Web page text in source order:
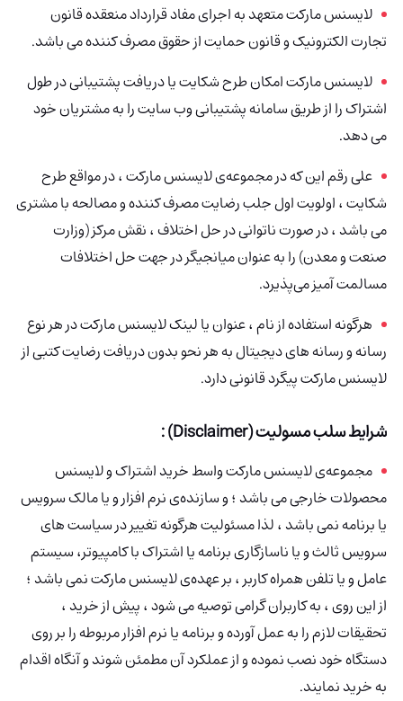
لایسنس مارکت متعهد به اجرای مفاد قرارداد منعقده قانون
تجارت الکترونیک و قانون حمایت از حقوق مصرف کننده می باشد.
لایسنس مارکت امکان طرح شکایت یا دریافت پشتیبانی در طول
اشتراک را از طریق سامانه پشتیبانی وب سایت را به مشتریان خود
می دهد.
علی رقم این که در مجموعه‌ی لایسنس مارکت ، در مواقع طرح
شکایت ، اولویت اول جلب رضایت مصرف کننده و مصالحه با مشتری
می باشد ، در صورت ناتوانی در حل اختلاف ، نقش مرکز (وزارت
صنعت و معدن) را به عنوان میانجیگر در جهت حل اختلافات
مسالمت آمیز می‌پذیرد.
هرگونه استفاده از نام ، عنوان یا لینک لایسنس مارکت در هر نوع
رسانه و رسانه های دیجیتال به هر نحو بدون دریافت رضایت کتبی از
لایسنس مارکت پیگرد قانونی دارد.
شرایط سلب مسولیت (Disclaimer) :
مجموعه‌ی لایسنس مارکت واسط خرید اشتراکو لایسنس
محصولات خارجی می باشد ؛ و سازنده‌ی نرم افزار و یا مالک سرویس
یا برنامه نمی باشد ، لذا مسئولیت هرگونه تغییر در سیاست های
سرویس ثالث و یا ناسازگاری برنامه یا اشتراک با کامپیوتر، سیستم
عامل و یا تلفن همراه کاربر ، بر عهده‌ی لایسنس مارکت نمی باشد ؛
از این روی ، به کاربران گرامی توصیه می شود ، پیش از خرید ،
تحقیقات لازم را به عمل آورده و برنامه یا نرم افزار مربوطه را بر روی
دستگاه خود نصب نموده و از عملکرد آن مطمئن شوند و آنگاه اقدام
به خرید نمایند.